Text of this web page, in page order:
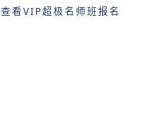
查看VIP超极名师班报名